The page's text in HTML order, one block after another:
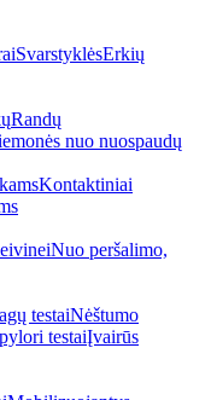
SvarstyklėsErkių
Randų
nuo nuospaudų
Kontaktiniai
Nuo peršalimo,
testaiNėštumo
testaiĮvairūs